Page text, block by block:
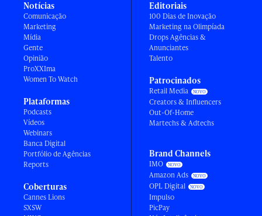
Notícias
Comunicação
Marketing
Mídia
Gente
Opinião
ProXXIma
Women To Watch
Plataformas
Podcasts
Vídeos
Webinars
Banca Digital
Portfólio de Agências
Reports
Coberturas
Cannes Lions
SXSW
Editoriais
100 Dias de Inovação
Marketing na Olimpíada
Drops Agências &
Anunciantes
Talento
Patrocinados
Retail Media
Creators & Influencers
Out-Of-Home
Martechs & Adtechs
Brand Channels
IMO
Amazon Ads
OPL Digital
Impulso
PicPay